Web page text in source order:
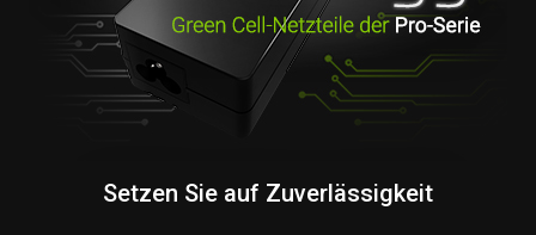
Setzen Sie auf Zuverlässigkeit